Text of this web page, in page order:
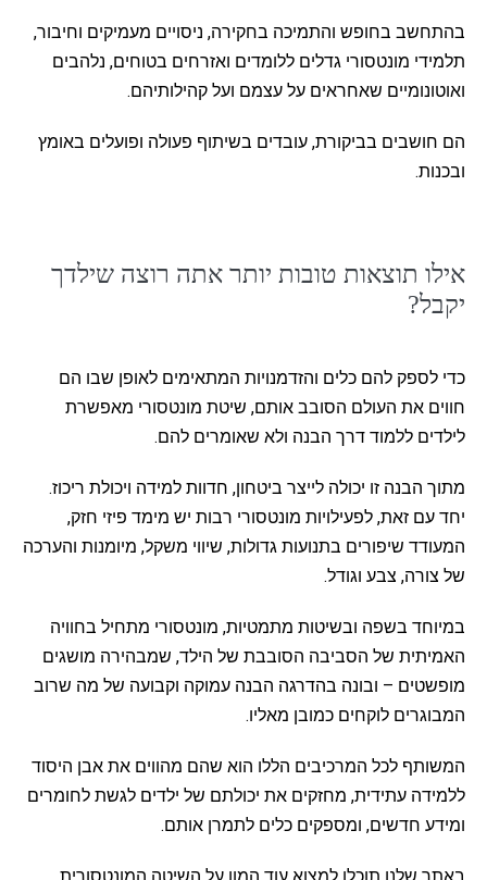
בהתחשב בחופש והתמיכה בחקירה, ניסויים מעמיקים וחיבור,
תלמידי מונטסורי גדלים ללומדים ואזרחים בטוחים, נלהבים
ואוטונומיים שאחראים על עצמם ועל קהילותיהם.
הם חושבים בביקורת, עובדים בשיתוף פעולה ופועלים באומץ
ובכנות.
אילו תוצאות טובות יותר אתה רוצה שילדך
יקבל?
כדי לספק להם כלים והזדמנויות המתאימים לאופן שבו הם
חווים את העולם הסובב אותם, שיטת מונטסורי מאפשרת
לילדים ללמוד דרך הבנה ולא שאומרים להם.
מתוך הבנה זו יכולה לייצר ביטחון, חדוות למידה ויכולת ריכוז.
יחד עם זאת, לפעילויות מונטסורי רבות יש מימד פיזי חזק,
המעודד שיפורים בתנועות גדולות, שיווי משקל, מיומנות והערכה
של צורה, צבע וגודל.
במיוחד בשפה ובשיטות מתמטיות, מונטסורי מתחיל בחוויה
האמיתית של הסביבה הסובבת של הילד, שמבהירה מושגים
מופשטים – ובונה בהדרגה הבנה עמוקה וקבועה של מה שרוב
המבוגרים לוקחים כמובן מאליו.
המשותף לכל המרכיבים הללו הוא שהם מהווים את אבן היסוד
ללמידה עתידית, מחזקים את יכולתם של ילדים לגשת לחומרים
ומידע חדשים, ומספקים כלים לתמרן אותם.